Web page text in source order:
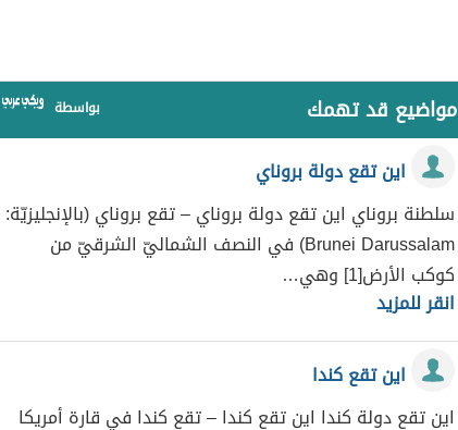
مواضيع قد تهمك بواسطة
اين تقع دولة بروناي
سلطنة بروناي اين تقع دولة بروناي – تقع بروناي (بالإنجليزيّة:
Brunei Darussalam) في النصف الشماليّ الشرقيّ من
كوكب الأرض[1] وهي…
انقر للمزيد
اين تقع كندا
اين تقع دولة كندا اين تقع كندا – تقع كندا في قارة أمريكا